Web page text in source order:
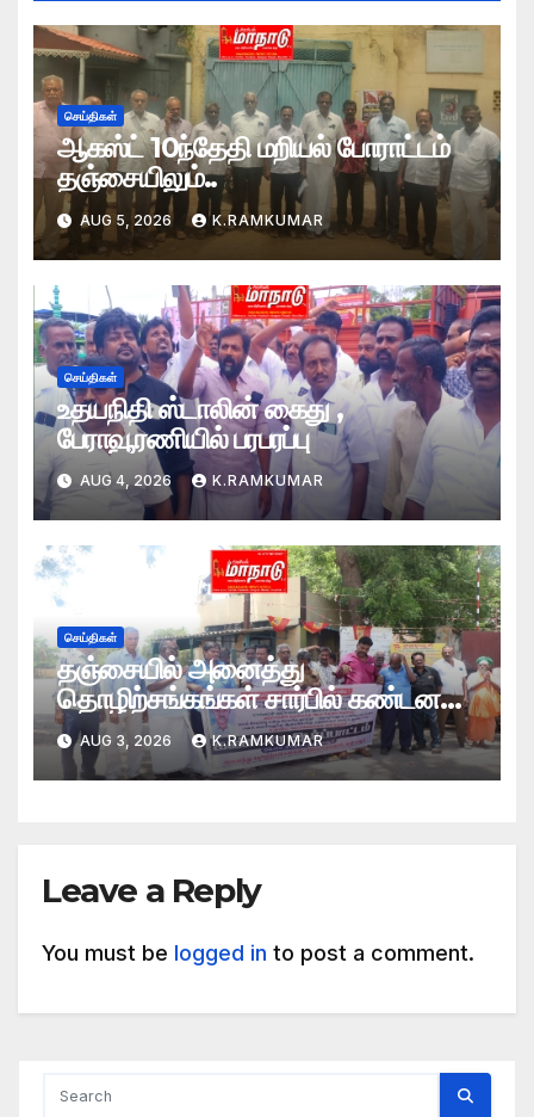
செய்திகள்
ஆகஸ்ட் 10ந்தேதி மறியல் போராட்டம்
தஞ்சையிலும்..
AUG 5, 2026 K.RAMKUMAR
செய்திகள்
உதயநிதி ஸ்டாலின் கைது ,
பேராவூரணியில் பரபரப்பு
AUG 4, 2026 K.RAMKUMAR
செய்திகள்
தஞ்சையில் அனைத்து
தொழிற்சங்கங்கள் சார்பில் கண்டன
ஆர்ப்பாட்டம்
AUG 3, 2026 K.RAMKUMAR
Leave a Reply
You must be logged in to post a comment.